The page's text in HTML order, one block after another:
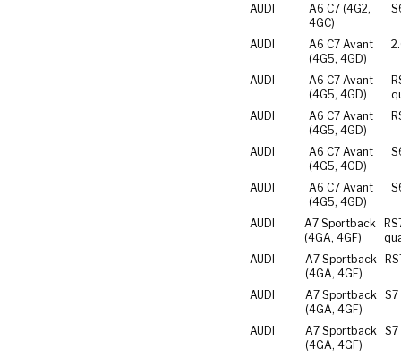
AUDI
A6 C7 (4G2,
4GC)
AUDI
A6 C7 Avant
(4G5, 4GD)
AUDI
A6 C7 Avant
(4G5, 4GD)
AUDI
A6 C7 Avant
(4G5, 4GD)
AUDI
A6 C7 Avant
(4G5, 4GD)
AUDI
A6 C7 Avant
(4G5, 4GD)
AUDI
A7 Sportback
(4GA, 4GF)
AUDI
A7 Sportback
(4GA, 4GF)
AUDI
A7 Sportback
(4GA, 4GF)
AUDI
A7 Sportback
(4GA, 4GF)